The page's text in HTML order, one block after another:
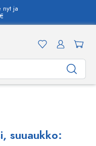
nyt ja
suuaukko: